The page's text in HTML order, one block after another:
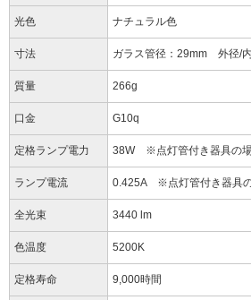
光色 ナチュラル色
寸法 ガラス管径：29mm 外径/
質量 266g
口金 G10q
定格ランプ電力 38W ※点灯管付き器具の
ランプ電流 0.425A ※点灯管付き器具
全光束 3440 lm
色温度 5200K
定格寿命 9,000時間